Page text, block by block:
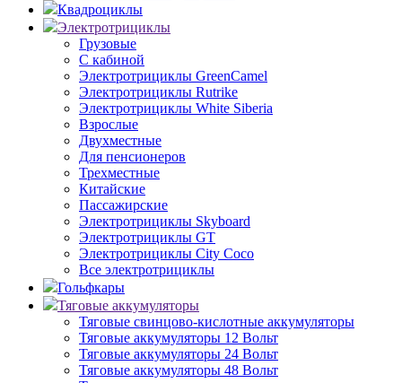
Квадроциклы
Электротрициклы
Грузовые
С кабиной
Электротрициклы GreenCamel
Электротрициклы Rutrike
Электротрициклы White Siberia
Взрослые
Двухместные
Для пенсионеров
Трехместные
Китайские
Пассажирские
Электротрициклы Skyboard
Электротрициклы GT
Электротрициклы City Coco
Все электротрициклы
Гольфкары
Тяговые аккумуляторы
Тяговые свинцово-кислотные аккумуляторы
Тяговые аккумуляторы 12 Вольт
Тяговые аккумуляторы 24 Вольт
Тяговые аккумуляторы 48 Вольт